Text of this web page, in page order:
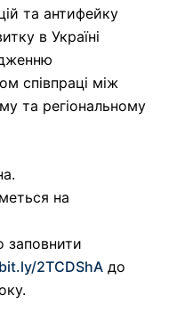
та антифейку
в Україні
співпраці між
та регіональному
на
заповнити
2TCDShA до